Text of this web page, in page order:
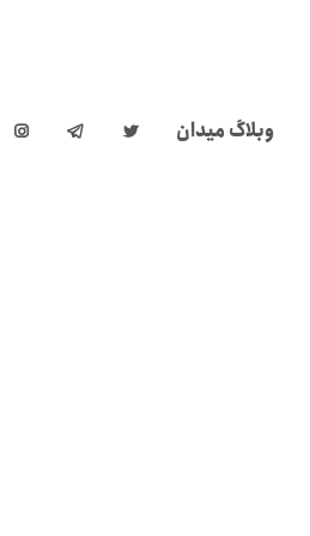
وبلاگ میدان 

